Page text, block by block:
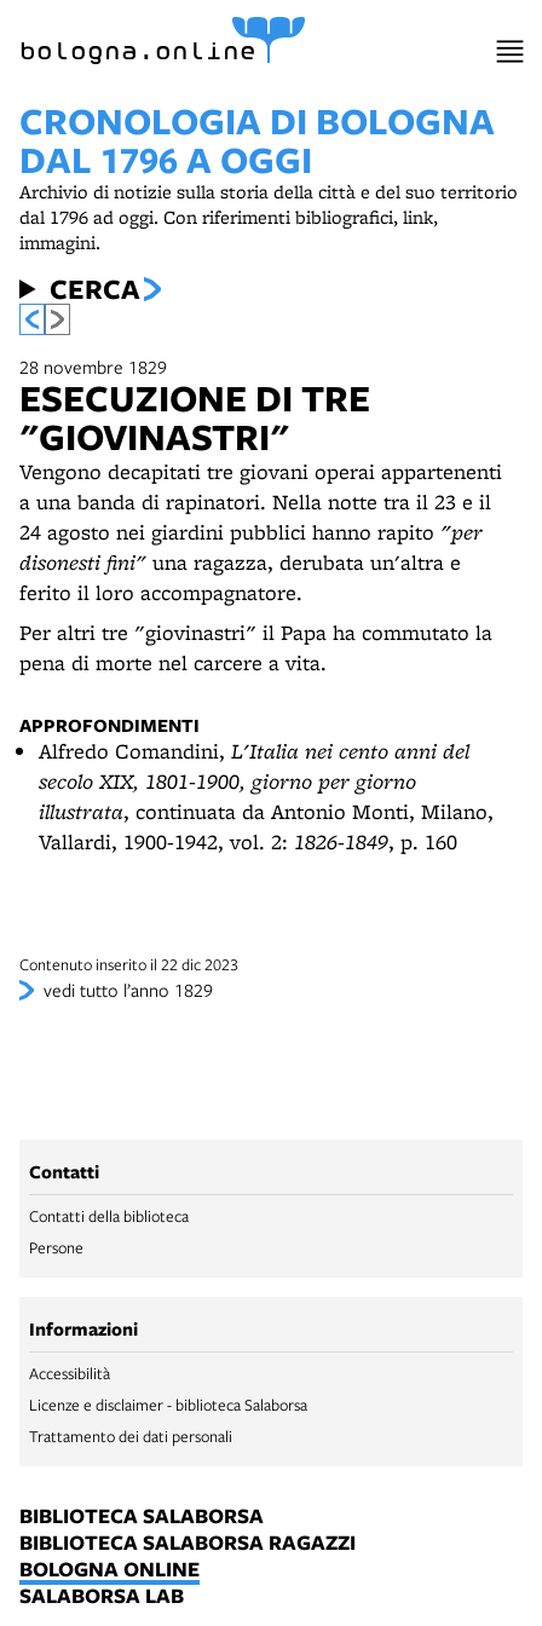
bologna.online
CRONOLOGIA DI BOLOGNA
DAL 1796 A OGGI
Archivio di notizie sulla storia della città e del suo territorio
dal 1796 ad oggi. Con riferimenti bibliografici, link,
immagini.
CERCA
28 novembre 1829
ESECUZIONE DI TRE
"GIOVINASTRI"
Vengono decapitati tre giovani operai appartenenti
a una banda di rapinatori. Nella notte tra il 23 e il
24 agosto nei giardini pubblici hanno rapito "per
disonesti fini" una ragazza, derubata un'altra e
ferito il loro accompagnatore.
Per altri tre "giovinastri" il Papa ha commutato la
pena di morte nel carcere a vita.
APPROFONDIMENTI
Alfredo Comandini, L'Italia nei cento anni del
secolo XIX, 1801-1900, giorno per giorno
illustrata, continuata da Antonio Monti, Milano,
Vallardi, 1900-1942, vol. 2: 1826-1849, p. 160
Contenuto inserito il 22 dic 2023
vedi tutto l’anno 1829
Contatti
Contatti della biblioteca
Persone
Informazioni
Accessibilità
Licenze e disclaimer - biblioteca Salaborsa
Trattamento dei dati personali
BIBLIOTECA SALABORSA
BIBLIOTECA SALABORSA RAGAZZI
BOLOGNA ONLINE
SALABORSA LAB